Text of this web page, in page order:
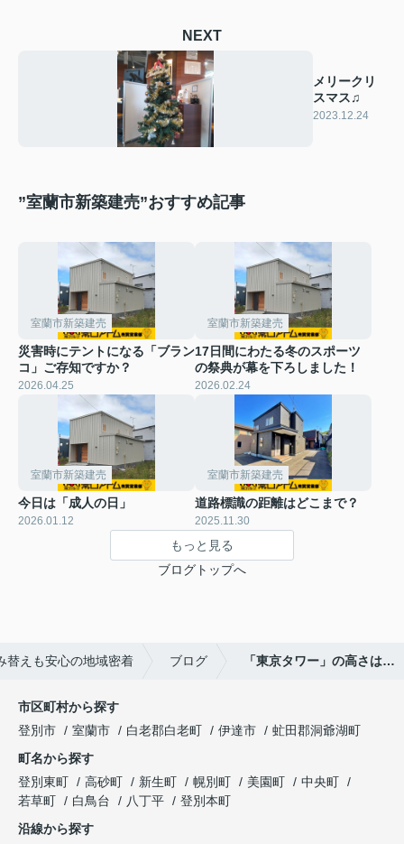
NEXT
メリークリ
スマス♫
2023.12.24
”室蘭市新築建売”おすすめ記事
室蘭市新築建売
災害時にテントになる「ブラン
コ」ご存知ですか？
2026.04.25
室蘭市新築建売
17日間にわたる冬のスポーツ
の祭典が幕を下ろしました！
2026.02.24
室蘭市新築建売
今日は「成人の日」
2026.01.12
室蘭市新築建売
道路標識の距離はどこまで？
2025.11.30
もっと見る
ブログトップへ
替えも安心の地域密着 ブログ 「東京タワー」の高さは…
市区町村から探す
登別市
室蘭市 白老郡白老町 伊達市
虻田郡洞爺湖町
町名から探す
登別東町
高砂町 新生町 幌別町 美園町
中央町
若草町
白鳥台 八丁平
登別本町
沿線から探す